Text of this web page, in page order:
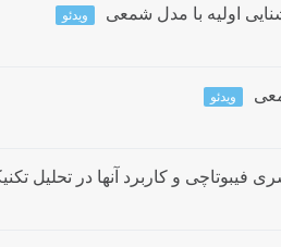
اولیه با مدل شمعی ویدئو
ویدئو
فیبوتاچی و کاربرد آنها در تحلیل